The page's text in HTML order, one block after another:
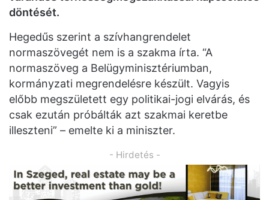
döntését.
Hegedűs szerint a szívhangrendelet
normaszövegét nem is a szakma írta. “A
normaszöveg a Belügyminisztériumban,
kormányzati megrendelésre készült. Vagyis
előbb megszületett egy politikai-jogi elvárás, és
csak ezután próbálták azt szakmai keretbe
illeszteni” – emelte ki a miniszter.
- Hirdetés -